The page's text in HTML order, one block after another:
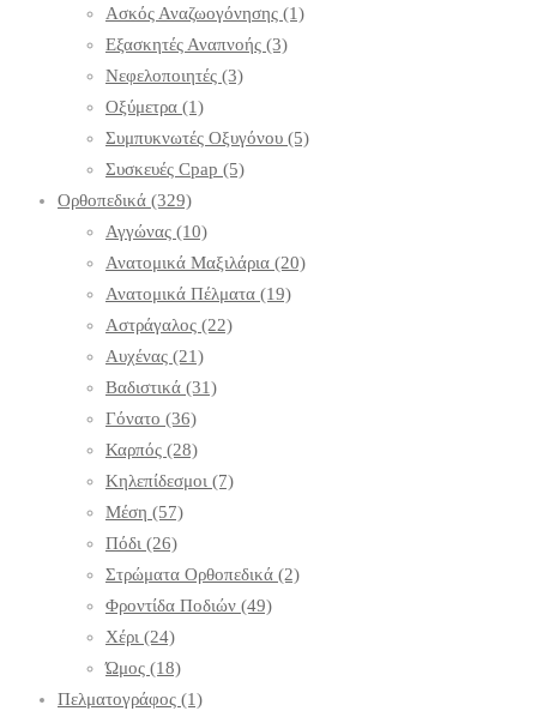
Ασκός Αναζωογόνησης (1)
Εξασκητές Αναπνοής (3)
Νεφελοποιητές (3)
Οξύμετρα (1)
Συμπυκνωτές Οξυγόνου (5)
Συσκευές Cpap (5)
Ορθοπεδικά (329)
Αγγώνας (10)
Ανατομικά Μαξιλάρια (20)
Ανατομικά Πέλματα (19)
Αστράγαλος (22)
Αυχένας (21)
Βαδιστικά (31)
Γόνατο (36)
Καρπός (28)
Κηλεπίδεσμοι (7)
Μέση (57)
Πόδι (26)
Στρώματα Ορθοπεδικά (2)
Φροντίδα Ποδιών (49)
Χέρι (24)
Ώμος (18)
Πελματογράφος (1)